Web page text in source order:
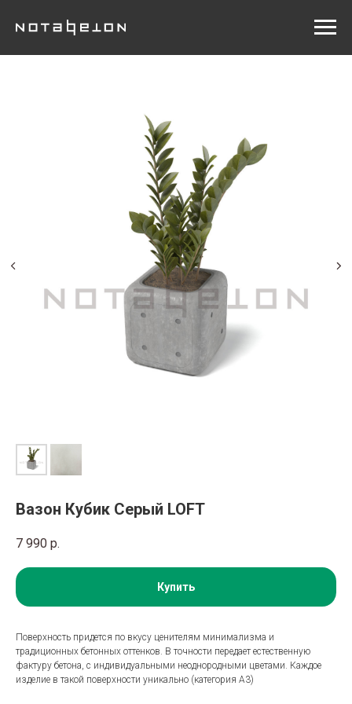
Вазон Кубик Серый LOFT
7 990 р.
Купить
Поверхность придется по вкусу ценителям минимализма и
традиционных бетонных оттенков. В точности передает естественную
фактуру бетона, с индивидуальными неоднородными цветами. Каждое
изделие в такой поверхности уникально (категория A3)